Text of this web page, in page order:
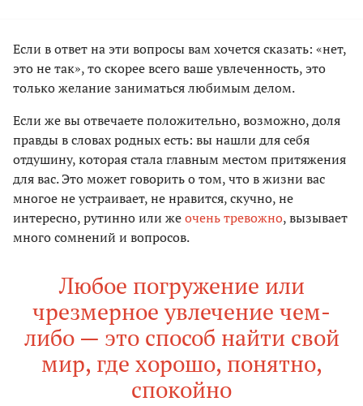
Если в ответ на эти вопросы вам хочется сказать: «нет,
это не так», то скорее всего ваше увлеченность, это
только желание заниматься любимым делом.
Если же вы отвечаете положительно, возможно, доля
правды в словах родных есть: вы нашли для себя
отдушину, которая стала главным местом притяжения
для вас. Это может говорить о том, что в жизни вас
многое не устраивает, не нравится, скучно, не
интересно, рутинно или жеочень тревожно, вызывает
много сомнений и вопросов.
Любое погружение или
чрезмерное увлечение чем-
либо — это способ найти свой
мир, где хорошо, понятно,
спокойно